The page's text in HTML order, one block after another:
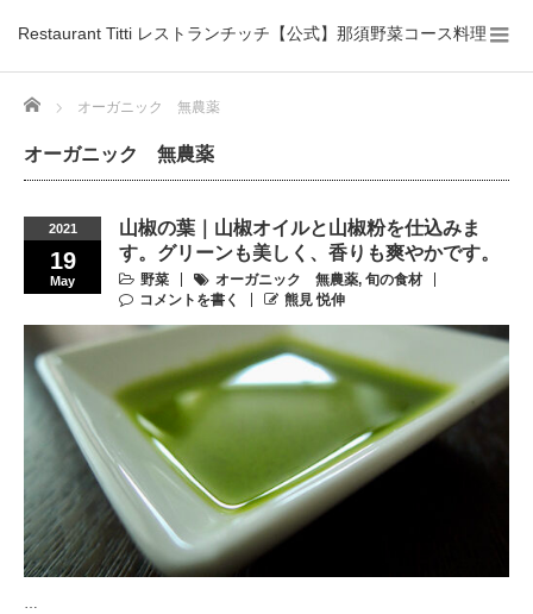
Restaurant Titti レストランチッチ【公式】那須野菜コース料理
Home オーガニック 無農薬
オーガニック 無農薬
2021
19
May
山椒の葉｜山椒オイルと山椒粉を仕込みま
す。グリーンも美しく、香りも爽やかです。
野菜 オーガニック 無農薬, 旬の食材
コメントを書く
熊見 悦伸
…